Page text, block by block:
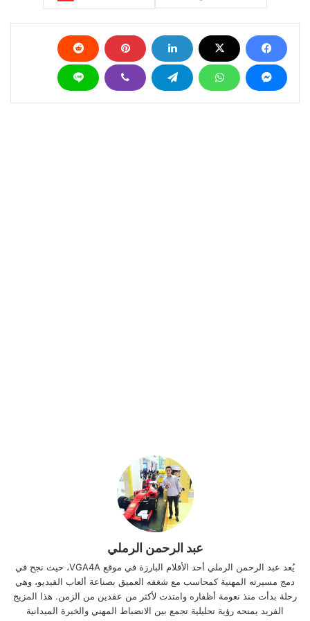
عبد الرحمن الرملي
يُعد عبد الرحمن الرملي أحد الأقلام البارزة في موقع VGA4A، حيث نجح في
دمج مسيرته المهنية كمحاسب مع شغفه العميق بصناعة ألعاب الفيديو، وهي
رحلة بدأت منذ نعومة أظفاره وامتدت لأكثر من عقدين من الزمن. هذا المزيج
الفريد يمنحه رؤية تحليلية تجمع بين الانضباط المهني والخبرة الميدانية